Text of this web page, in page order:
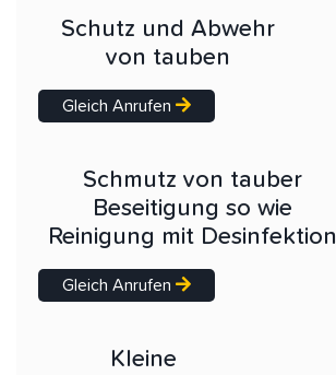
Schutz und Abwehr
von tauben
Gleich Anrufen
Schmutz von tauber
Beseitigung so wie
Reinigung mit Desinfektion
Gleich Anrufen
Kleine